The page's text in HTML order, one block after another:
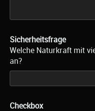
Sicherheitsfrage
Welche Naturkraft mit
an?
Checkbox